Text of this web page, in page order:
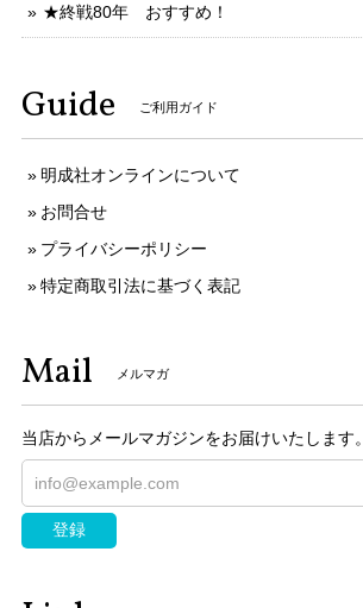
★終戦80年 おすすめ！
Guide ご利用ガイド
明成社オンラインについて
お問合せ
プライバシーポリシー
特定商取引法に基づく表記
Mail メルマガ
当店からメールマガジンをお届けいたします。
登録